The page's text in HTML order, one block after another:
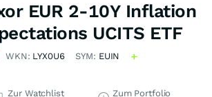
EUR 2-10Y Inflation
UCITS ETF
WKN: LYX0U6 SYM: EUIN
Zur Watchlist
Zum Portfolio